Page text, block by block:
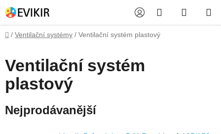
na
obsah
Hledat
KOŠÍK
Domů
/ Ventilační systémy / Ventilační systém plastový
Ventilační systém
plastový
Nejprodávanější